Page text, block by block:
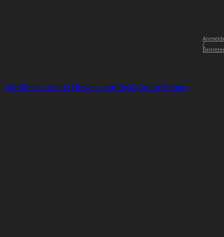
/
WordPress Cookie Hinweis von Real Cookie Banner